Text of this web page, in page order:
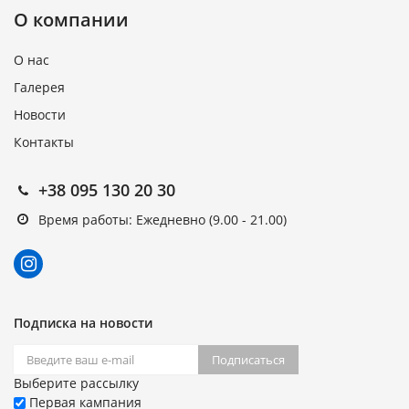
О компании
О нас
Галерея
Новости
Контакты
+38 095 130 20 30
Время работы: Ежедневно (9.00 - 21.00)
Подписка на новости
Подписаться
Выберите рассылку
Первая кампания